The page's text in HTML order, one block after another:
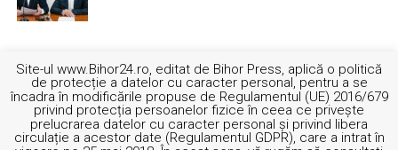
Site-ul www.Bihor24.ro, editat de Bihor Press, aplică o politică
de protecție a datelor cu caracter personal, pentru a se
încadra în modificările propuse de Regulamentul (UE) 2016/679
privind protecția persoanelor fizice în ceea ce privește
prelucrarea datelor cu caracter personal și privind libera
circulație a acestor date (Regulamentul GDPR), care a intrat în